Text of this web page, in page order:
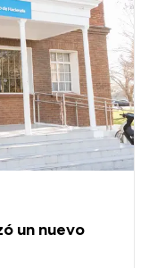
un nuevo